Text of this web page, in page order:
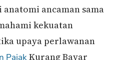
anatomi ancaman sama
kekuatan
upaya perlawanan
PajakKurang Bayar